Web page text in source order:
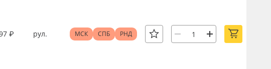
₽ рул. МСК СПБ РНД